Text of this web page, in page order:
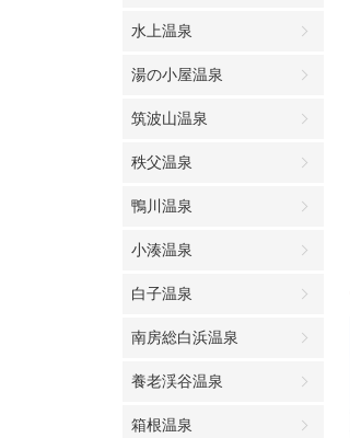
水上温泉
湯の小屋温泉
筑波山温泉
秩父温泉
鴨川温泉
小湊温泉
白子温泉
南房総白浜温泉
養老渓谷温泉
箱根温泉